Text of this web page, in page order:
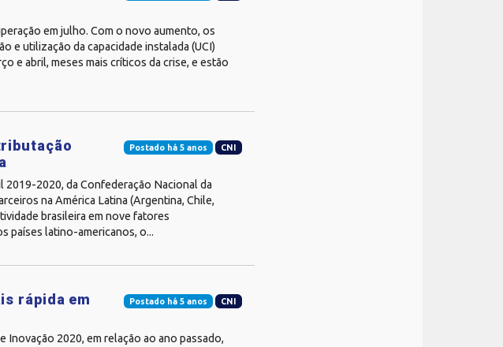
em julho. Com o novo aumento, os
e utilização da capacidade instalada (UCI)
e abril, meses mais críticos da crise, e estão
Postado há 5 anos CNI
2019-2020, da Confederação Nacional da
na América Latina (Argentina, Chile,
brasileira em nove fatores
países latino-americanos, o...
Postado há 5 anos CNI
rápida em
2020, em relação ao ano passado,